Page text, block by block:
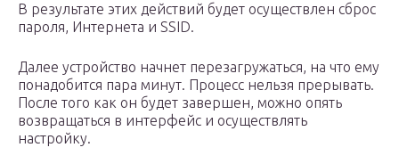
В результате этих действий будет осуществлен сброс
пароля, Интернета и SSID.
Далее устройство начнет перезагружаться, на что ему
понадобится пара минут. Процесс нельзя прерывать.
После того как он будет завершен, можно опять
возвращаться в интерфейс и осуществлять
настройку.